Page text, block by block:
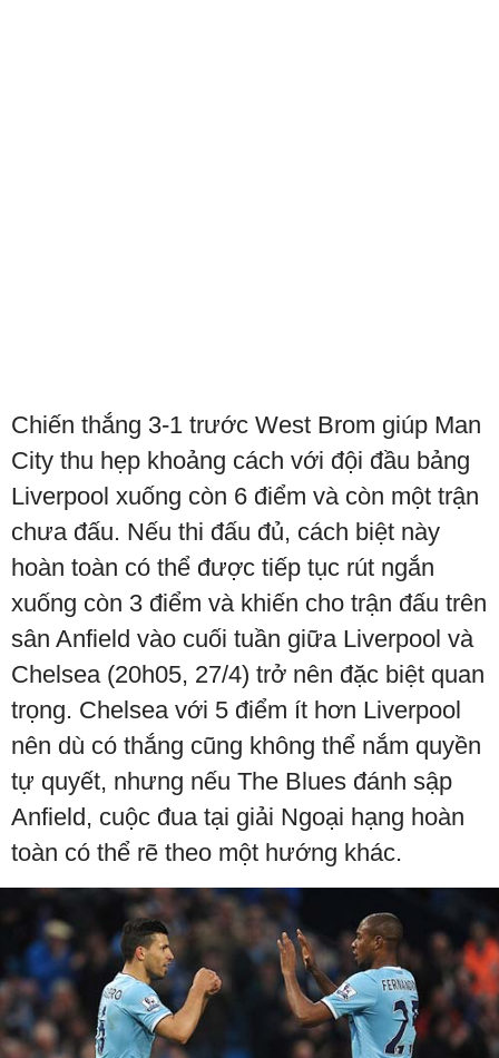
Chiến thắng 3-1 trước West Brom giúp Man
City thu hẹp khoảng cách với đội đầu bảng
Liverpool xuống còn 6 điểm và còn một trận
chưa đấu. Nếu thi đấu đủ, cách biệt này
hoàn toàn có thể được tiếp tục rút ngắn
xuống còn 3 điểm và khiến cho trận đấu trên
sân Anfield vào cuối tuần giữa Liverpool và
Chelsea (20h05, 27/4) trở nên đặc biệt quan
trọng. Chelsea với 5 điểm ít hơn Liverpool
nên dù có thắng cũng không thể nắm quyền
tự quyết, nhưng nếu The Blues đánh sập
Anfield, cuộc đua tại giải Ngoại hạng hoàn
toàn có thể rẽ theo một hướng khác.